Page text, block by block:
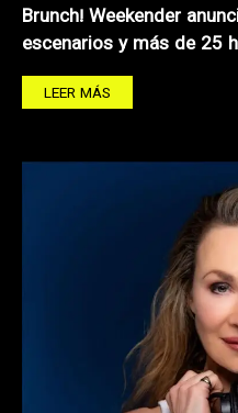
Brunch! Weekender
escenarios y más de 25
LEER MÁS